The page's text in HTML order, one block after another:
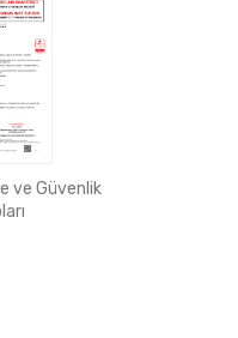
ve Güvenlik